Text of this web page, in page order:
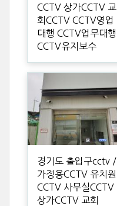
CCTV 상가CCTV 교
회CCTV CCTV영업
대행 CCTV업무대행
CCTV유지보수
경기도 출입구cctv /
가정용CCTV 유치원
CCTV 사무실CCTV
상가CCTV 교회